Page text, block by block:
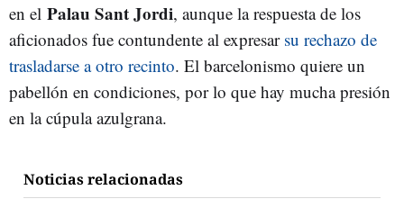
en el Palau Sant Jordi, aunque la respuesta de los
aficionados fue contundente al expresar su rechazo de
trasladarse a otro recinto. El barcelonismo quiere un
pabellón en condiciones, por lo que hay mucha presión
en la cúpula azulgrana.
Noticias relacionadas